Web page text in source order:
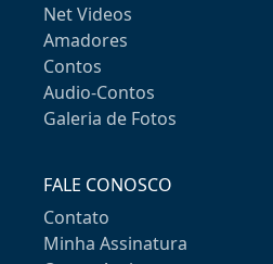
Net Videos
Amadores
Contos
Audio-Contos
Galeria de Fotos
FALE CONOSCO
Contato
Minha Assinatura